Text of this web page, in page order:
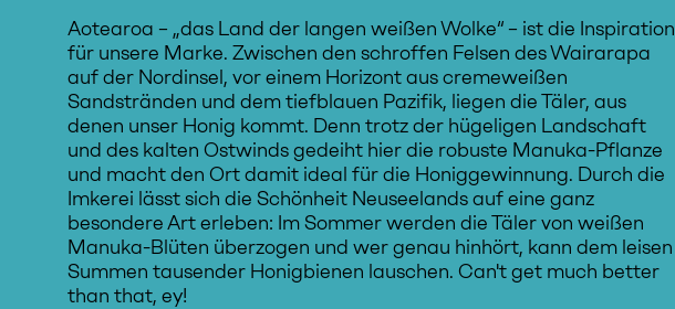
Aotearoa – „das Land der langen weißen Wolke“ – ist die Inspiration
für unsere Marke. Zwischen den schroffen Felsen des Wairarapa
auf der Nordinsel, vor einem Horizont aus cremeweißen
Sandstränden und dem tiefblauen Pazifik, liegen die Täler, aus
denen unser Honig kommt. Denn trotz der hügeligen Landschaft
und des kalten Ostwinds gedeiht hier die robuste Manuka-Pflanze
und macht den Ort damit ideal für die Honiggewinnung. Durch die
Imkerei lässt sich die Schönheit Neuseelands auf eine ganz
besondere Art erleben: Im Sommer werden die Täler von weißen
Manuka-Blüten überzogen und wer genau hinhört, kann dem leisen
Summen tausender Honigbienen lauschen. Can't get much better
than that, ey!